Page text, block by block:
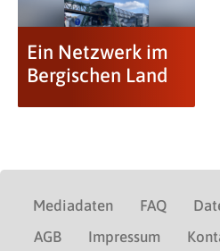
Ein Netzwerk im
Bergischen Land
Mediadaten FAQ
AGB
Impressum